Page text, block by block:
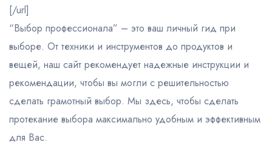
[/url]
“Выбор профессионала” – это ваш личный гид при
выборе. От техники и инструментов до продуктов и
вещей, наш сайт рекомендует надежные инструкции и
рекомендации, чтобы вы могли с решительностью
сделать грамотный выбор. Мы здесь, чтобы сделать
протекание выбора максимально удобным и эффективным
для Вас.